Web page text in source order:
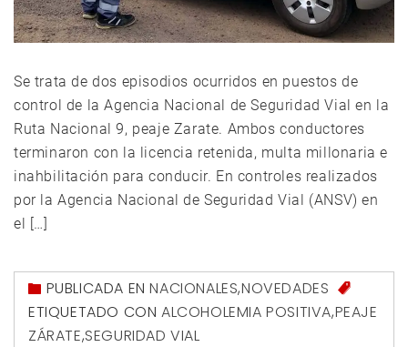
Se trata de dos episodios ocurridos en puestos de
control de la Agencia Nacional de Seguridad Vial en la
Ruta Nacional 9, peaje Zarate. Ambos conductores
terminaron con la licencia retenida, multa millonaria e
inahbilitación para conducir. En controles realizados
por la Agencia Nacional de Seguridad Vial (ANSV) en
el […]
PUBLICADA ENNACIONALES,NOVEDADES
ETIQUETADO CON ALCOHOLEMIA POSITIVA,PEAJE
ZÁRATE,SEGURIDAD VIAL